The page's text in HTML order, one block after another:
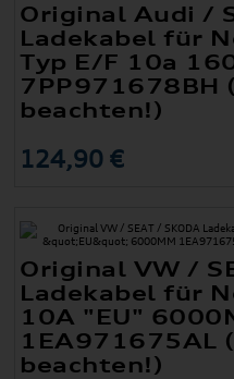
Original Audi /
Ladekabel für
Typ E/F 10a
7PP971678BH
beachten!)
124,90 €
Original VW /
Ladekabel für
10A "EU"
1EA971675AL
beachten!)